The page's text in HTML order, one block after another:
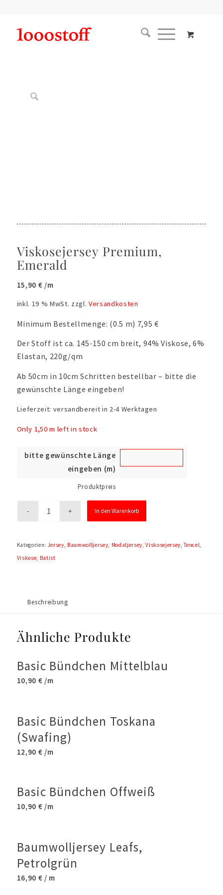
Viskosejersey Premium,
Emerald
15,90 € /m
inkl. 19 % MwSt. zzgl. Versandkosten
Minimum Bestellmenge: (0.5 m) 7,95 €
Der Stoff ist ca. 145-150 cm breit, 94% Viskose, 6%
Elastan, 220g/qm
Ab 50cm in 10cm Schritten bestellbar – bitte die
gewünschte Länge eingeben!
Lieferzeit: versandbereit in 2-4 Werktagen
Only 1,50 m left in stock
bitte gewünschte Länge
eingeben (m)
Produktpreis
In den Warenkorb
Kategorien: Jersey, Baumwolljersey, Modaljersey, Viskosejersey ,Tencel,
Viskose, Batist
Beschreibung
Ähnliche Produkte
Basic Bündchen Mittelblau
10,90 € /m
Basic Bündchen Toskana
(Swafing)
12,90 € /m
Basic Bündchen Offweiß
10,90 € /m
Baumwolljersey Leafs,
Petrolgrün
16,90 € / m